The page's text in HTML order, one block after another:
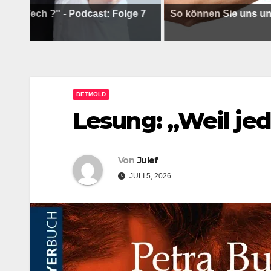
?" - Podcast: Folge 7 So können Sie uns
DETMOLD
Lesung: „Weil
Von Julef
JULI 5, 2026